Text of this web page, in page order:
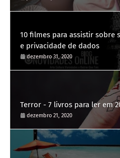
10 filmes para assistir sobre
e privacidade de dados
dezembro 31, 2020
Terror - 7 livros para ler em
dezembro 21, 2020